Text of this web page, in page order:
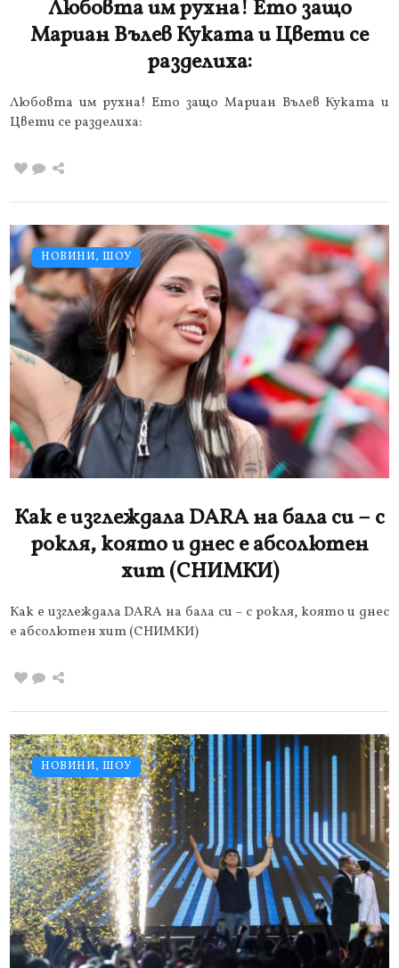
Любовта им рухна! Ето защо
Мариан Вълев Куката и Цвети се
разделиха:
Любовта им рухна! Ето защо Мариан Вълев Куката и
Цвети се разделиха:
НОВИНИ, ШОУ
Как е изглеждала DARA на бала си – с
рокля, която и днес е абсолютен
хит (СНИМКИ)
Как е изглеждала DARA на бала си – с рокля, която и днес
е абсолютен хит (СНИМКИ)
НОВИНИ, ШОУ